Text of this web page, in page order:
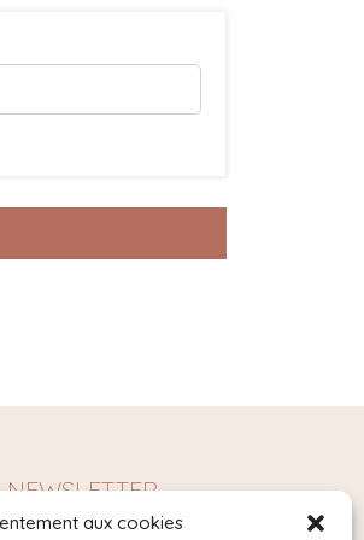
aux cookies
NEWSLETTER